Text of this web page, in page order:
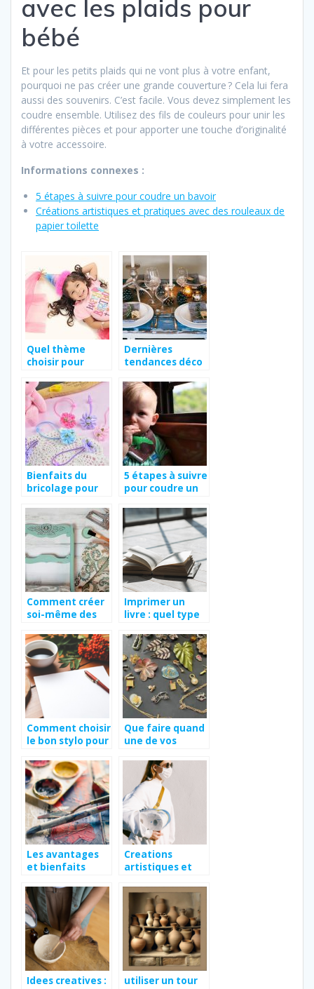
avec les plaids pour
bébé
Et pour les petits plaids qui ne vont plus à votre enfant,
pourquoi ne pas créer une grande couverture ? Cela lui fera
aussi des souvenirs. C’est facile. Vous devez simplement les
coudre ensemble. Utilisez des fils de couleurs pour unir les
différentes pièces et pour apporter une touche d’originalité
à votre accessoire.
Informations connexes :
5 étapes à suivre pour coudre un bavoir
Créations artistiques et pratiques avec des rouleaux de
papier toilette
Quel thème
choisir pour
mon enfant ?
Dernières
tendances déco
vos convives
Bienfaits du
bricolage pour
5 étapes à suivre
pour coudre un
Comment créer
soi-même des
décoration ?
Imprimer un
livre : quel type
choisir ?
Comment choisir
le bon stylo pour
Que faire quand
une de vos
d’oreilles est
cassee?
Les avantages
et bienfaits
la peinture par
numéros
Creations
artistiques et
des rouleaux de
papier toilette
Idees creatives :
utiliser un tour